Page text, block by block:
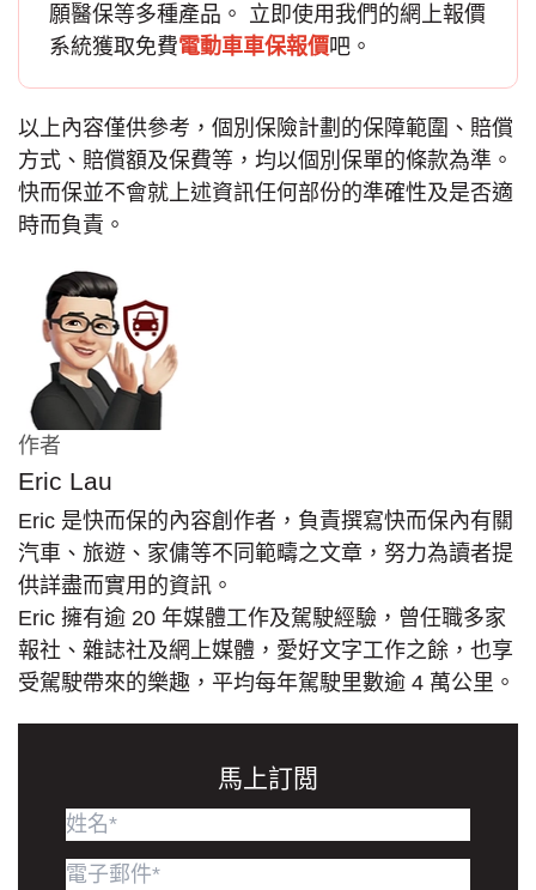
願醫保等多種產品。 立即使用我們的網上報價
系統獲取免費電動車車保報價吧。
以上內容僅供參考，個別保險計劃的保障範圍、賠償
方式、賠償額及保費等，均以個別保單的條款為準。
快而保並不會就上述資訊任何部份的準確性及是否適
時而負責。
作者
Eric Lau
Eric 是快而保的內容創作者，負責撰寫快而保內有關
汽車、旅遊、家傭等不同範疇之文章，努力為讀者提
供詳盡而實用的資訊。
Eric 擁有逾 20 年媒體工作及駕駛經驗，曾任職多家
報社、雜誌社及網上媒體，愛好文字工作之餘，也享
受駕駛帶來的樂趣，平均每年駕駛里數逾 4 萬公里。
馬上訂閲